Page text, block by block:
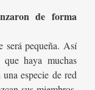
de forma
será pequeña. Así
haya muchas
especie de red